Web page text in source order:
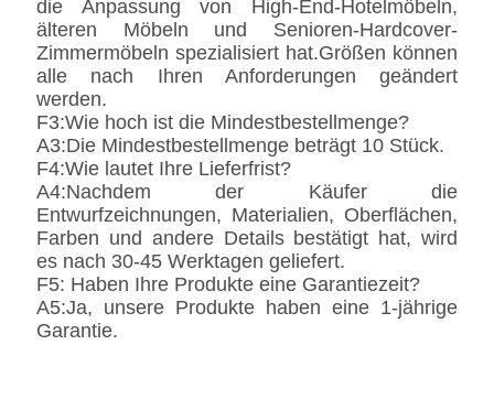
die Anpassung von High-End-Hotelmöbeln,
älteren Möbeln und Senioren-Hardcover-
Zimmermöbeln spezialisiert hat.Größen können
alle nach Ihren Anforderungen geändert
werden.
F3:Wie hoch ist die Mindestbestellmenge?
A3:Die Mindestbestellmenge beträgt 10 Stück.
F4:Wie lautet Ihre Lieferfrist?
A4:Nachdem der Käufer die
Entwurfzeichnungen, Materialien, Oberflächen,
Farben und andere Details bestätigt hat, wird
es nach 30-45 Werktagen geliefert.
F5: Haben Ihre Produkte eine Garantiezeit?
A5:Ja, unsere Produkte haben eine 1-jährige
Garantie.